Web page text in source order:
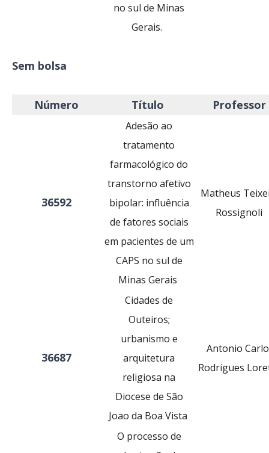
no sul de Minas
Gerais.
Sem bolsa
Número Título Professor
36592
Adesão ao
tratamento
farmacológico do
transtorno afetivo
bipolar: influência
de fatores sociais
em pacientes de um
CAPS no sul de
Minas Gerais
Matheus
Rossignoli
36687
Cidades de
Outeiros;
urbanismo e
arquitetura
religiosa na
Diocese de São
Joao da Boa Vista
Antonio
Rodrigues
O processo de